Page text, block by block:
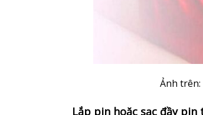
Ảnh
Lắp pin hoặc sạc đầy